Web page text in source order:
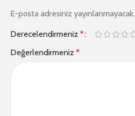
E-posta adresiniz yayınlanmayacak.
Derecelendirmeniz *
Değerlendirmeniz *